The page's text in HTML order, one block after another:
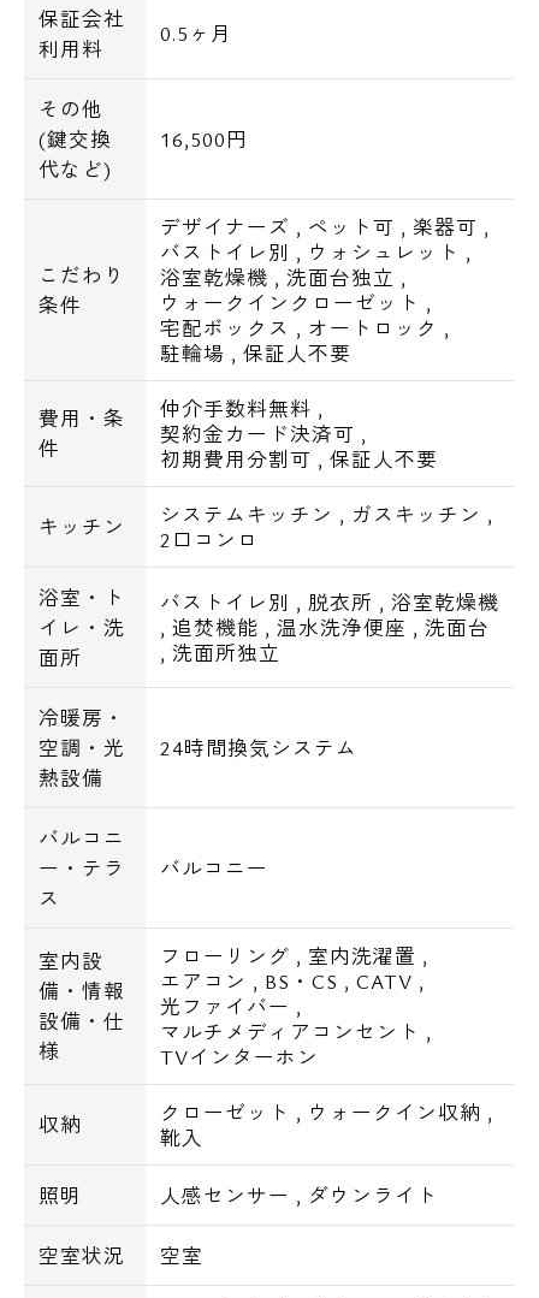
保証会社
利用料
0.5ヶ月
その他
(鍵交換
代など)
16,500円
こだわり
条件
デザイナーズ , ペット可 , 楽器可 ,
バストイレ別 , ウォシュレット ,
浴室乾燥機 ,洗面台独立 ,
ウォークインクローゼット ,
宅配ボックス , オートロック ,
駐輪場 ,保証人不要
費用・条
件
仲介手数料無料 ,
契約金カード決済可 ,
初期費用分割可 , 保証人不要
キッチン システムキッチン , ガスキッチン ,
2口コンロ
浴室・ト
イレ・洗
面所
バストイレ別 , 脱衣所 , 浴室乾燥機
,追焚機能 , 温水洗浄便座 , 洗面台
,洗面所独立
冷暖房・
空調・光
熱設備
24時間換気システム
バルコニ
ー・テラ
ス
バルコニー
室内設
備・情報
設備・仕
様
フローリング , 室内洗濯置 ,
エアコン , BS・CS , CATV ,
光ファイバー ,
マルチメディアコンセント ,
TVインターホン
収納 クローゼット , ウォークイン収納 ,
靴入
照明 人感センサー , ダウンライト
空室状況 空室